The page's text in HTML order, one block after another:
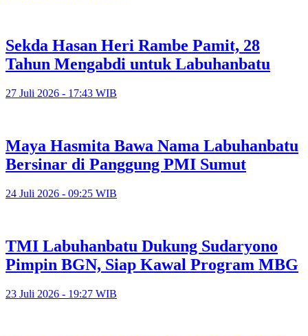
Sekda Hasan Heri Rambe Pamit, 28
Tahun Mengabdi untuk Labuhanbatu
27 Juli 2026 - 17:43 WIB
Maya Hasmita Bawa Nama Labuhanbatu
Bersinar di Panggung PMI Sumut
24 Juli 2026 - 09:25 WIB
TMI Labuhanbatu Dukung Sudaryono
Pimpin BGN, Siap Kawal Program MBG
23 Juli 2026 - 19:27 WIB